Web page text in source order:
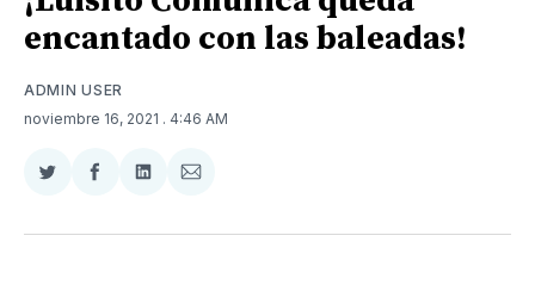
encantado con las baleadas!
ADMIN USER
noviembre 16, 2021 . 4:46 AM
Compartir
Twitter
Compartir
Facebook
Compartir
LinkedIn
Compartir
Email